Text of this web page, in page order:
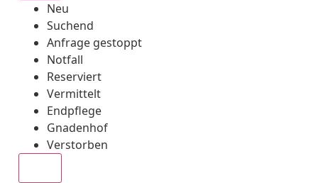
Neu
Suchend
Anfrage gestoppt
Notfall
Reserviert
Vermittelt
Endpflege
Gnadenhof
Verstorben